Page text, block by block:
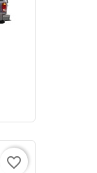
favorite_border